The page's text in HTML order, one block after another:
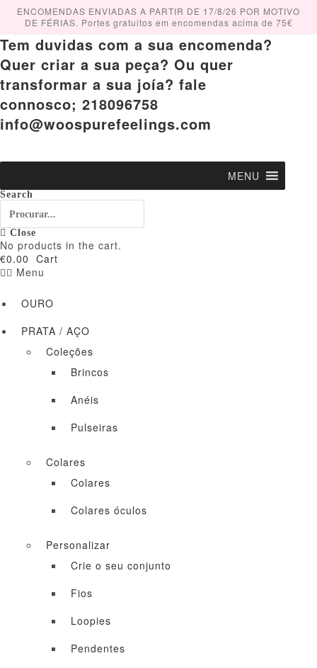
SkipENCOMENDAS ENVIADAS A PARTIR DE 17/8/26 POR MOTIVO
DE FÉRIAS. Portes gratuitos em encomendas acima de 75€
Tem duvidas com a sua encomenda?
Quer criar a sua peça? Ou quer
transformar a sua joía? fale
connosco; 218096758
info@woospurefeelings.com
MENU
Search
Close
No products in the cart.
€0.00 Cart
Menu
OURO
PRATA / AÇO
Coleções
Brincos
Anéis
Pulseiras
Colares
Colares
Colares óculos
Personalizar
Crie o seu conjunto
Fios
Loopies
Pendentes